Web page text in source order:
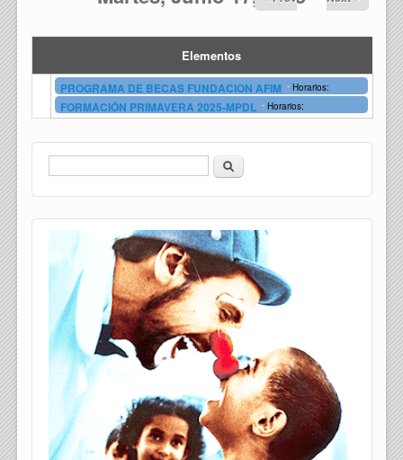
Elementos
PROGRAMA DE BECAS FUNDACION AFIM - Horarios:
FORMACIÓN PRIMAVERA 2025-MPDL - Horarios:
Formulario de búsqueda
Buscar